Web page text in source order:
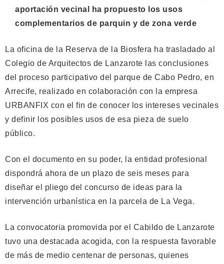
aportación vecinal ha propuesto los usos
complementarios de parquin y de zona verde
La oficina de la Reserva de la Biosfera ha trasladado al
Colegio de Arquitectos de Lanzarote las conclusiones
del proceso participativo del parque de Cabo Pedro, en
Arrecife, realizado en colaboración con la empresa
URBANFIX con el fin de conocer los intereses vecinales
y definir los posibles usos de esa pieza de suelo
público.
Con el documento en su poder, la entidad profesional
dispondrá ahora de un plazo de seis meses para
diseñar el pliego del concurso de ideas para la
intervención urbanística en la parcela de La Vega.
La convocatoria promovida por el Cabildo de Lanzarote
tuvo una destacada acogida, con la respuesta favorable
de más de medio centenar de personas, quienes